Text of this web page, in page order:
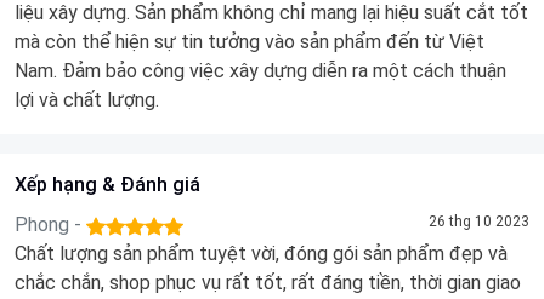
liệu xây dựng. Sản phẩm không chỉ mang lại hiệu suất cắt tốt
mà còn thể hiện sự tin tưởng vào sản phẩm đến từ Việt
Nam. Đảm bảo công việc xây dựng diễn ra một cách thuận
lợi và chất lượng.
Xếp hạng & Đánh giá
Phong -
26 thg 10 2023
Chất lượng sản phẩm tuyệt vời, đóng gói sản phẩm đẹp và
chắc chắn, shop phục vụ rất tốt, rất đáng tiền, thời gian giao